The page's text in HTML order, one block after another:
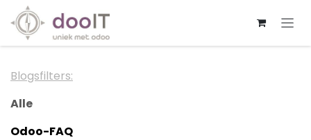
Overslaan naar inhoud
Blogsfilters:
Alle
Odoo-FAQ